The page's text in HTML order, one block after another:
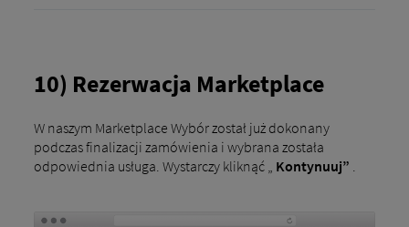
10) Rezerwacja Marketplace
W naszym Marketplace Wybór został już dokonany
podczas finalizacji zamówienia i wybrana została
odpowiednia usługa. Wystarczy kliknąć „ Kontynuuj”